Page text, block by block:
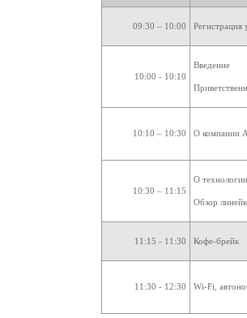
09:30 – 10:00 Регистрация
10:00 - 10:10
Введение
10:10 – 10:30 О компании
10:30 – 11:15
О
Обзор
11:15 - 11:30 Кофе-брейк
11:30 - 12:30 Wi-Fi,